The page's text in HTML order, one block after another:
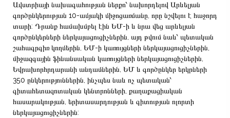
Ավստրիայի նախագահության ներքո՝ նախորդելով Արևելյան
գործընկերության 10-ամյակի միջոցառմանը, որը նշվելու է հաջորդ
տարի: Դրանք համախմբել էին ԵՄ-ի և նրա վեց արևելյան
գործընկերների ներկայացուցիչներին, այդ թվում նաև՝ պետական
շահագրգիռ կողմերին, ԵՄ-ի կառույցների ներկայացուցիչներին,
միջազգային ֆինանսական կառույցների ներկայացուցիչներին,
Եվրախորհրդարանի անդամներին, ԵՄ և գործընկեր երկրների
350 ընկերություններին, ինչպես նաև ոչ պետական՝
գիտահետազոտական կենտրոնների, քաղաքացիական
հասարակության, երիտասարդության և գիտության ոլորտի
ներկայացուցիչներին: